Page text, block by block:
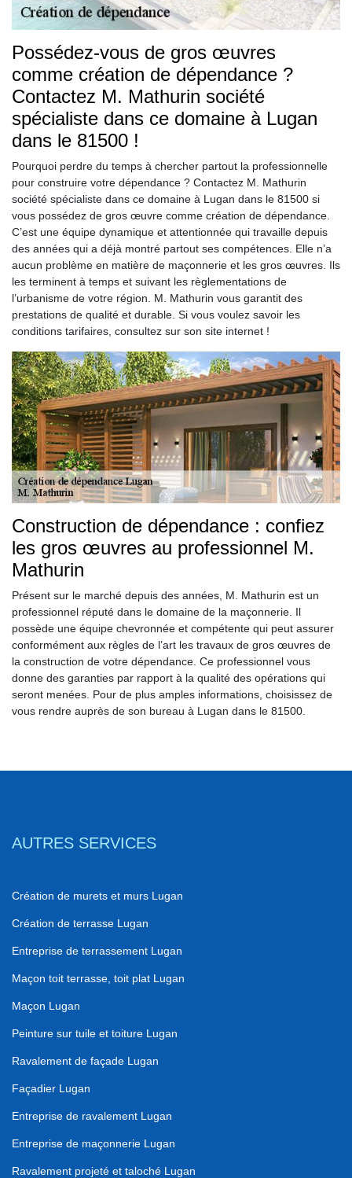
Possédez-vous de gros œuvres
comme création de dépendance ?
Contactez M. Mathurin société
spécialiste dans ce domaine à Lugan
dans le 81500 !
Pourquoi perdre du temps à chercher partout la professionnelle
pour construire votre dépendance ? Contactez M. Mathurin
société spécialiste dans ce domaine à Lugan dans le 81500 si
vous possédez de gros œuvre comme création de dépendance.
C’est une équipe dynamique et attentionnée qui travaille depuis
des années qui a déjà montré partout ses compétences. Elle n’a
aucun problème en matière de maçonnerie et les gros œuvres. Ils
les terminent à temps et suivant les règlementations de
l’urbanisme de votre région. M. Mathurin vous garantit des
prestations de qualité et durable. Si vous voulez savoir les
conditions tarifaires, consultez sur son site internet !
Construction de dépendance : confiez
les gros œuvres au professionnel M.
Mathurin
Présent sur le marché depuis des années, M. Mathurin est un
professionnel réputé dans le domaine de la maçonnerie. Il
possède une équipe chevronnée et compétente qui peut assurer
conformément aux règles de l’art les travaux de gros œuvres de
la construction de votre dépendance. Ce professionnel vous
donne des garanties par rapport à la qualité des opérations qui
seront menées. Pour de plus amples informations, choisissez de
vous rendre auprès de son bureau à Lugan dans le 81500.
AUTRES SERVICES
Création de murets et murs Lugan
Création de terrasse Lugan
Entreprise de terrassement Lugan
Maçon toit terrasse, toit plat Lugan
Maçon Lugan
Peinture sur tuile et toiture Lugan
Ravalement de façade Lugan
Façadier Lugan
Entreprise de ravalement Lugan
Entreprise de maçonnerie Lugan
Ravalement projeté et taloché Lugan